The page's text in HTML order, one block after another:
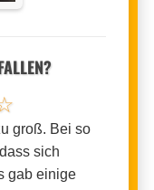
groß. Bei so
sich
gab einige